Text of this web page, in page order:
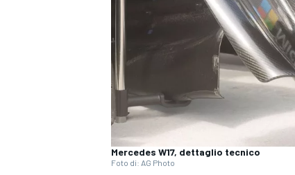
Mercedes W17, dettaglio tecnico
Foto di: AG Photo